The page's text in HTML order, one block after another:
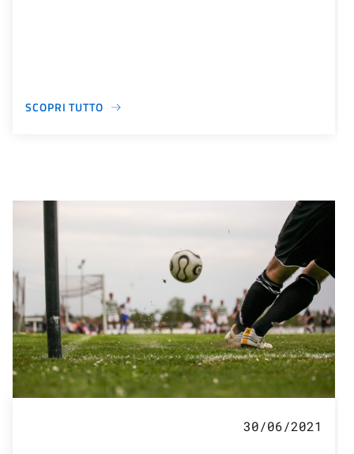
SCOPRI TUTTO
30/06/2021